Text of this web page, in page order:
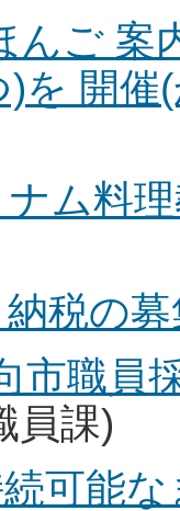
んご
を 開催
ム料
税の
職員
員課)
可能